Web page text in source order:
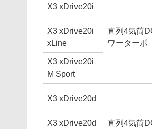
X3 xDrive20i
直列4気筒
ワーターボ
X3 xDrive20i
xLine
X3 xDrive20i
M Sport
X3 xDrive20d
直列4気筒
X3 xDrive20d